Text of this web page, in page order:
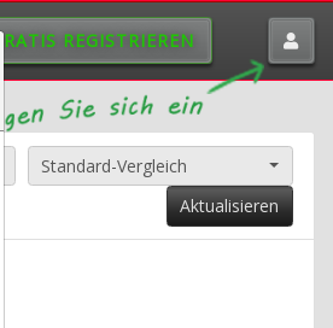
GRATIS REGISTRIEREN
Standard-Vergleich
Aktualisieren